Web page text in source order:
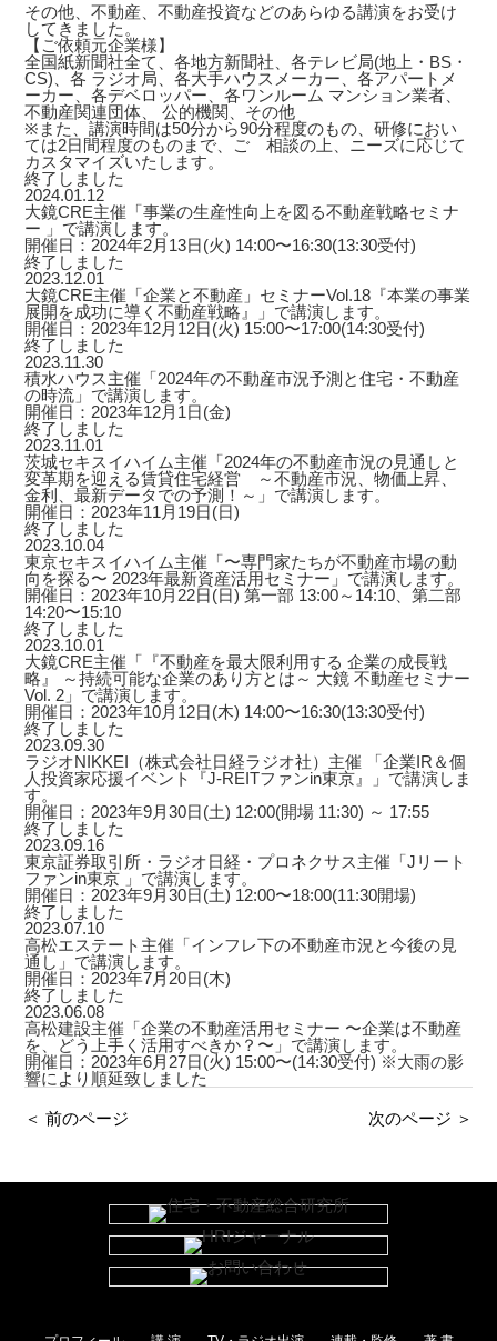
その他、不動産、不動産投資などのあらゆる講演をお受け
してきました。
【ご依頼元企業様】
全国紙新聞社全て、各地方新聞社、各テレビ局(地上・BS・
CS)、各 ラジオ局、各大手ハウスメーカー、各アパートメ
ーカー、各デベロッパー、各ワンルーム マンション業者、
不動産関連団体、 公的機関、その他
※また、講演時間は50分から90分程度のもの、研修におい
ては2日間程度のものまで、ご゙相談の上、ニーズに応じて
カスタマイズいたします。
終了しました
2024.01.12
大鏡CRE主催「事業の生産性向上を図る不動産戦略セミナ
ー 」で講演します。
開催日：2024年2月13日(火) 14:00〜16:30(13:30受付)
終了しました
2023.12.01
大鏡CRE主催「企業と不動産」セミナーVol.18『本業の事業
展開を成功に導く不動産戦略』」で講演します。
開催日：2023年12月12日(火) 15:00〜17:00(14:30受付)
終了しました
2023.11.30
積水ハウス主催「2024年の不動産市況予測と住宅・不動産
の時流」で講演します。
開催日：2023年12月1日(金)
終了しました
2023.11.01
茨城セキスイハイム主催「2024年の不動産市況の見通しと
変革期を迎える賃貸住宅経営 ～不動産市況、物価上昇、
金利、最新データでの予測！～」で講演します。
開催日：2023年11月19日(日)
終了しました
2023.10.04
東京セキスイハイム主催「〜専門家たちが不動産市場の動
向を探る〜 2023年最新資産活用セミナー」で講演します。
開催日：2023年10月22日(日) 第一部 13:00～14:10、第二部
14:20〜15:10
終了しました
2023.10.01
大鏡CRE主催「『不動産を最大限利用する 企業の成長戦
略』 ～持続可能な企業のあり方とは～ 大鏡 不動産セミナー
Vol. 2」で講演します。
開催日：2023年10月12日(木) 14:00〜16:30(13:30受付)
終了しました
2023.09.30
ラジオNIKKEI（株式会社日経ラジオ社）主催 「企業IR＆個
人投資家応援イベント『J-REITファンin東京』」で講演しま
す。
開催日：2023年9月30日(土) 12:00(開場 11:30) ～ 17:55
終了しました
2023.09.16
東京証券取引所・ラジオ日経・プロネクサス主催「Jリート
ファンin東京 」で講演します。
開催日：2023年9月30日(土) 12:00〜18:00(11:30開場)
終了しました
2023.07.10
高松エステート主催「インフレ下の不動産市況と今後の見
通し」で講演します。
開催日：2023年7月20日(木)
終了しました
2023.06.08
高松建設主催「企業の不動産活用セミナー 〜企業は不動産
を、どう上手く活用すべきか？〜」で講演します。
開催日：2023年6月27日(火) 15:00〜(14:30受付) ※大雨の影
響により順延致しました
＜ 前のページ 次のページ ＞